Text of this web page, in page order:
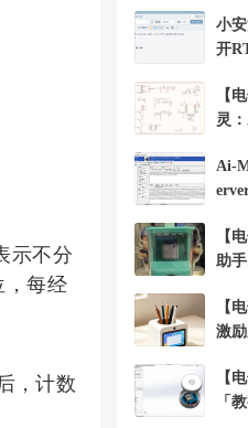
示不分
，每经
，计数
小
开
【
灵
Ai-
【
助
【
激
【
「